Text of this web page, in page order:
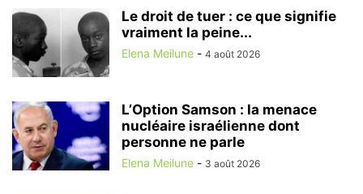
Le droit de tuer : ce que signifie
vraiment la peine...
Elena Meilune - 4 août 2026
L’Option Samson : la menace
nucléaire israélienne dont
personne ne parle
Elena Meilune - 3 août 2026